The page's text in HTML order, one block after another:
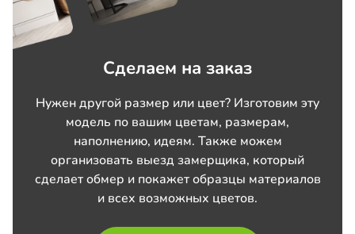
Сделаем на заказ
Нужен другой размер или цвет? Изготовим эту
модель по вашим цветам, размерам,
наполнению, идеям. Также можем
организовать выезд замерщика, который
сделает обмер и покажет образцы материалов
и всех возможных цветов.